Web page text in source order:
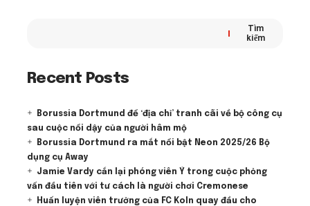
Tìm
kiếm
Recent Posts
Borussia Dortmund để ‘địa chỉ’ tranh cãi về bộ công cụ
sau cuộc nổi dậy của người hâm mộ
Borussia Dortmund ra mắt nổi bật Neon 2025/26 Bộ
dụng cụ Away
Jamie Vardy cắn lại phóng viên Ý trong cuộc phỏng
vấn đầu tiên với tư cách là người chơi Cremonese
Huấn luyện viên trưởng của FC Koln quay đầu cho